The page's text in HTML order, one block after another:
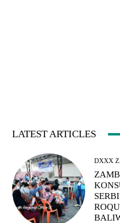
LATEST ARTICLES
DXXX